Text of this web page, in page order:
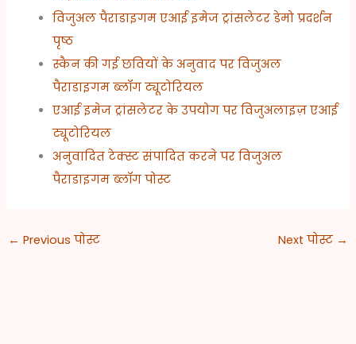
विजुअल पैराडाइगम एआई इमेज ट्रांसलेटर डेमो प्रदर्शन
पृष्ठ
स्कैन की गई छवियों के अनुवाद पर विजुअल
पैराडाइगम ब्लॉग ट्यूटोरियल
एआई इमेज ट्रांसलेटर के उपयोग पर विजुअलाइज़ एआई
ट्यूटोरियल
अनुवादित टेक्स्ट संपादित करने पर विजुअल
पैराडाइगम ब्लॉग पोस्ट
← Previous पोस्ट Next पोस्ट →